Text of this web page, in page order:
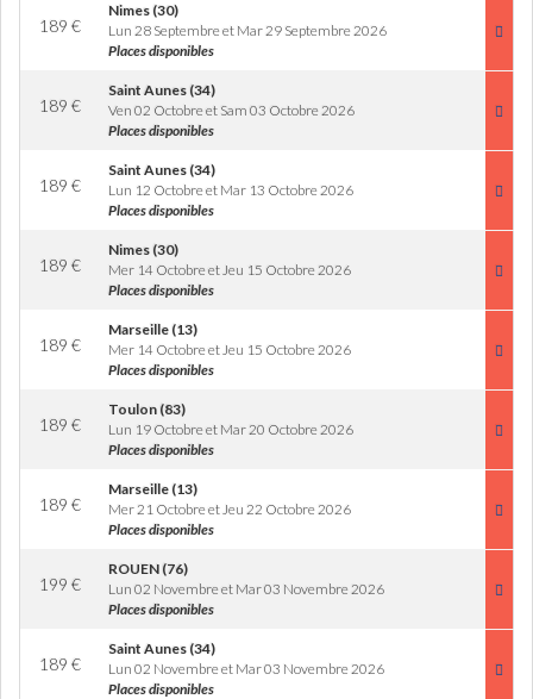
189 €
Nimes (30)
Lun 28 Septembre et Mar 29 Septembre 2026
Places disponibles
189 €
Saint Aunes (34)
Ven 02 Octobre et Sam 03 Octobre 2026
Places disponibles
189 €
Saint Aunes (34)
Lun 12 Octobre et Mar 13 Octobre 2026
Places disponibles
189 €
Nimes (30)
Mer 14 Octobre et Jeu 15 Octobre 2026
Places disponibles
189 €
Marseille (13)
Mer 14 Octobre et Jeu 15 Octobre 2026
Places disponibles
189 €
Toulon (83)
Lun 19 Octobre et Mar 20 Octobre 2026
Places disponibles
189 €
Marseille (13)
Mer 21 Octobre et Jeu 22 Octobre 2026
Places disponibles
199 €
ROUEN (76)
Lun 02 Novembre et Mar 03 Novembre 2026
Places disponibles
189 €
Saint Aunes (34)
Lun 02 Novembre et Mar 03 Novembre 2026
Places disponibles